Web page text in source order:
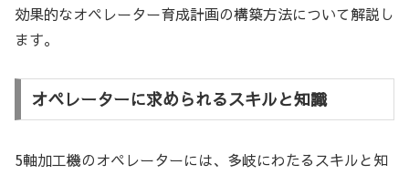
効果的なオペレーター育成計画の構築方法について解説し
ます。
オペレーターに求められるスキルと知識
5軸加工機のオペレーターには、多岐にわたるスキルと知